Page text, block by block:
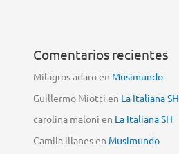
Comentarios recientes
Milagros adaroen Musimundo
Guillermo Miotti en La Italiana SH
carolina maloni en La Italiana SH
Camila illanesen Musimundo